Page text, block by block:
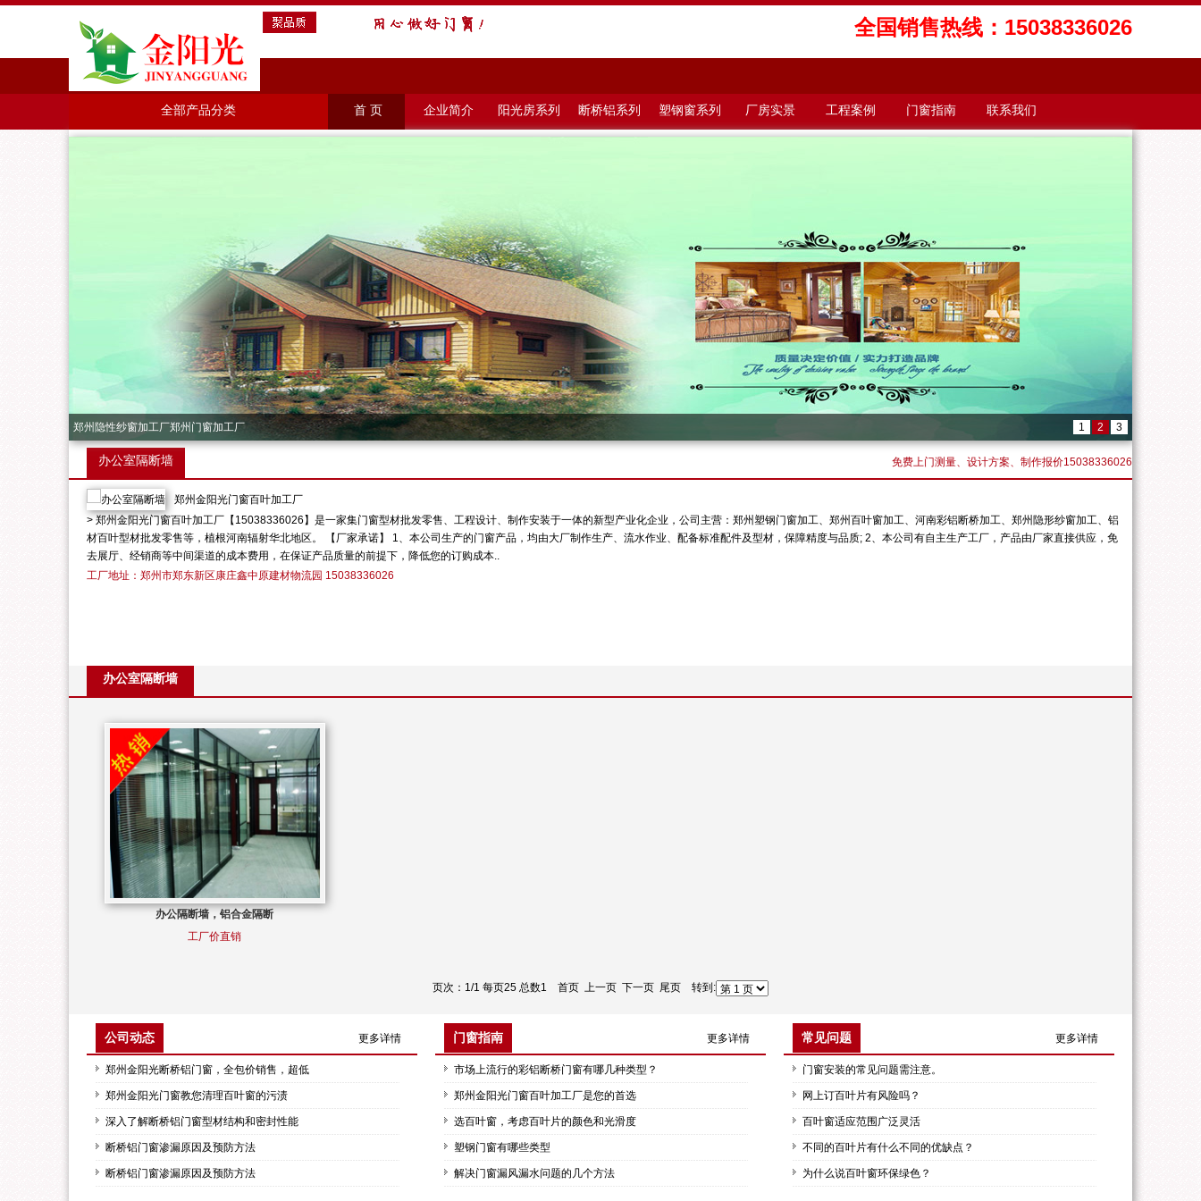
全国销售热线：15038336026
全部产品分类 首 页 企业简介 阳光房系列 断桥铝系列 塑钢窗系列 厂房实景 工程案例 门窗指南 联系我们
郑州隐性纱窗加工厂郑州门窗加工厂 1 2 3
办公室隔断墙 免费上门测量、设计方案、制作报价15038336026
郑州金阳光门窗百叶加工厂
> 郑州金阳光门窗百叶加工厂【15038336026】是一家集门窗型材批发零售、工程设计、制作安装于一体的新型产业化企业，公司主营：郑州塑钢门窗加工、郑州百叶窗加工、河南彩铝断桥加工、郑州隐形纱窗加工、铝
材百叶型材批发零售等，植根河南辐射华北地区。 【厂家承诺】 1、本公司生产的门窗产品，均由大厂制作生产、流水作业、配备标准配件及型材，保障精度与品质; 2、本公司有自主生产工厂，产品由厂家直接供应，免
去展厅、经销商等中间渠道的成本费用，在保证产品质量的前提下，降低您的订购成本..
工厂地址：郑州市郑东新区康庄鑫中原建材物流园 15038336026
办公室隔断墙
办公隔断墙，铝合金隔断
工厂价直销
页次：1/1 每页25 总数1 首页 上一页 下一页 尾页 转到:
公司动态 更多详情
郑州金阳光断桥铝门窗，全包价销售，超低
郑州金阳光门窗教您清理百叶窗的污渍
深入了解断桥铝门窗型材结构和密封性能
断桥铝门窗渗漏原因及预防方法
断桥铝门窗渗漏原因及预防方法
门窗指南 更多详情
市场上流行的彩铝断桥门窗有哪几种类型？
郑州金阳光门窗百叶加工厂是您的首选
选百叶窗，考虑百叶片的颜色和光滑度
塑钢门窗有哪些类型
解决门窗漏风漏水问题的几个方法
常见问题 更多详情
门窗安装的常见问题需注意。
网上订百叶片有风险吗？
百叶窗适应范围广泛灵活
不同的百叶片有什么不同的优缺点？
为什么说百叶窗环保绿色？